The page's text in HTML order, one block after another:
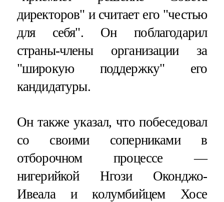
директоров" и считает его "честью
для себя". Он поблагодарил
страны-члены организации за
"широкую поддержку" его
кандидатуры.
Он также указал, что побеседовал
со своими соперниками в
отборочном процессе —
нигерийкой Нгози Оконджо-
Ивеала и колумбийцем Хосе